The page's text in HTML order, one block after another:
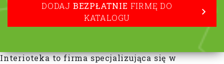
DODAJ BEZPŁATNIE FIRMĘ DO
KATALOGU
Interioteka to firma specjalizująca się w